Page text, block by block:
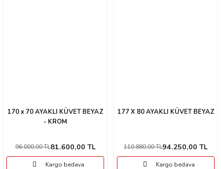
170 x 70 AYAKLI KÜVET BEYAZ
- KROM
96.000,00 TL81.600,00 TL
Kargo bedava
177 X 80 AYAKLI KÜVET BEYAZ
110.880,00 TL94.250,00 TL
Kargo bedava